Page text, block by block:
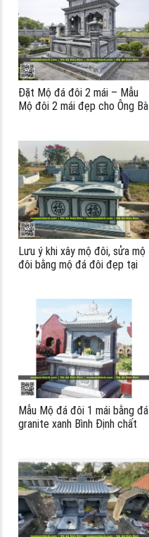
Đặt Mộ đá đôi 2 mái – Mẫu
Mộ đôi 2 mái đẹp cho Ông Bà
Lưu ý khi xây mộ đôi, sửa mộ
đôi bằng mộ đá đôi đẹp tại
Mẫu Mộ đá đôi 1 mái bằng đá
granite xanh Bình Định chất